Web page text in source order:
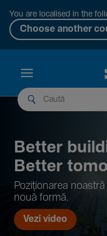
You are localised in the
Choose another
Better
Better
Pozi­țio­narea
nouă formă.
Vezi video